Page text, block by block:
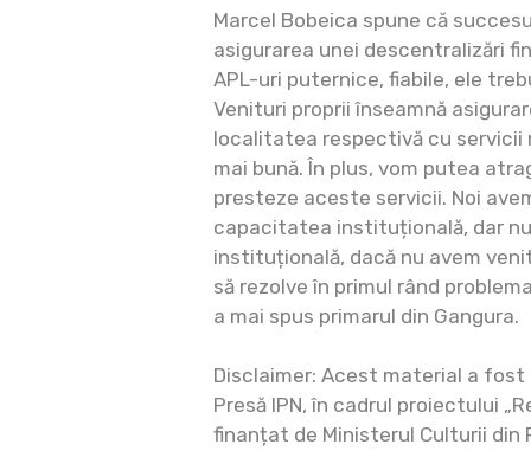
Marcel Bobeica spune că
asigurarea unei descentralizări
APL-uri puternice, fiabile, ele
Venituri proprii înseamnă
localitatea respectivă cu
mai bună. În plus, vom putea
presteze aceste servicii. Noi
capacitatea instituțională, dar
instituțională, dacă nu avem
să rezolve în primul rând
a mai spus primarul din Gangura.
Disclaimer: Acest material a
Presă IPN, în cadrul proiectului
finanțat de Ministerul Culturii din